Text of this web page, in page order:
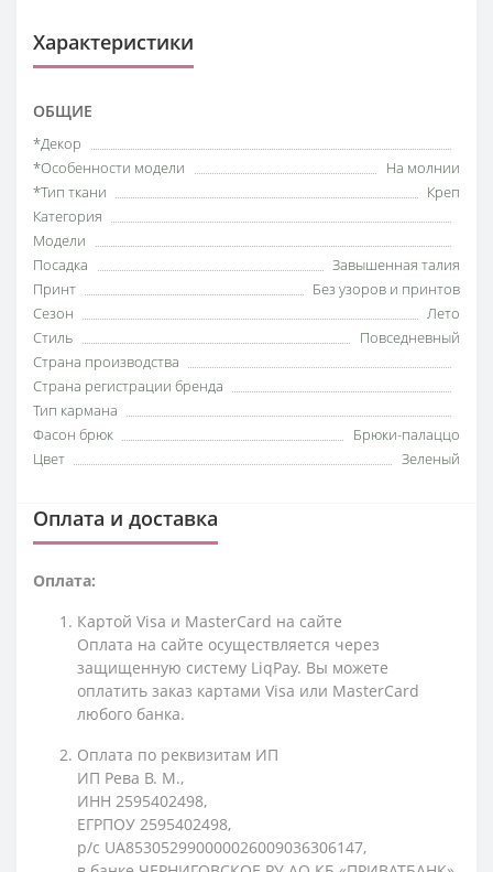
Характеристики
ОБЩИЕ
*Декор
*Особенности модели
На молнии
*Тип ткани
Креп
Категория
Модели
Посадка
Завышенная талия
Принт
Без узоров и принтов
Сезон
Лето
Стиль
Повседневный
Страна производства
Страна регистрации бренда
Тип кармана
Фасон брюк
Брюки-палаццо
Цвет
Зеленый
Оплата и доставка
Оплата:
Картой Visa и MasterCard на сайте
Оплата на сайте осуществляется через
защищенную систему LiqPay. Вы можете
оплатить заказ картами Visa или MasterCard
любого банка.
Оплата по реквизитам ИП
ИП Рева В. М.,
ИНН 2595402498,
ЕГРПОУ 2595402498,
р/с UA853052990000026009036306147,